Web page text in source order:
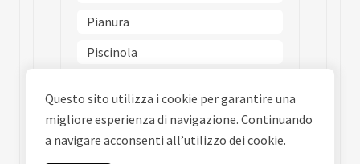
Pianura
Piscinola
Ponticelli
Porto
Questo sito utilizza i cookie per garantire una
migliore esperienza di navigazione. Continuando
a navigare acconsenti all’utilizzo dei cookie.